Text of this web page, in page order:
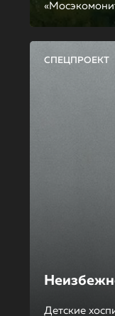
СПЕЦПРОЕКТ
Детские